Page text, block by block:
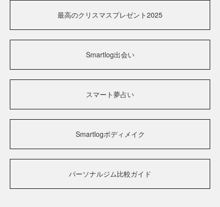
最高のクリスマスプレゼント2025
Smartlog出会い
スマート夢占い
Smartlogボディメイク
パーソナルジム比較ガイド